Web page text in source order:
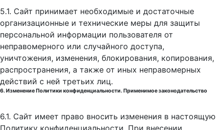
5.1. Сайт принимает необходимые и достаточные
организационные и технические меры для защиты
персональной информации пользователя от
неправомерного или случайного доступа,
уничтожения, изменения, блокирования, копирования,
распространения, а также от иных неправомерных
действий с ней третьих лиц.
6. Изменение Политики конфиденциальности. Применимое законодательство
6.1. Сайт имеет право вносить изменения в настоящую